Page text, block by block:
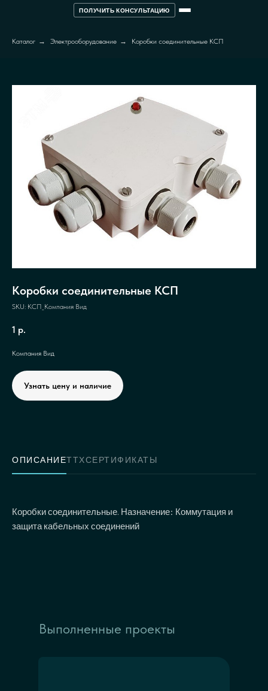
ПОЛУЧИТЬ КОНСУЛЬТАЦИЮ
Каталог → Электрооборудование → Коробки соединительные КСП
Коробки соединительные КСП
SKU: КСП_Компания Вид
1 р.
Компания Вид
Узнать цену и наличие
ОПИСАНИЕТТХСЕРТИФИКАТЫ
Коробки соединительные. Назначение: Коммутация и
защита кабельных соединений
Выполненные проекты